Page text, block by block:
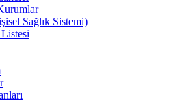
Sağlık Sistemi)